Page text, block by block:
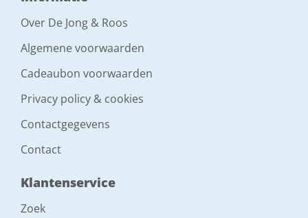
Over De Jong & Roos
Algemene voorwaarden
Cadeaubon voorwaarden
Privacy policy & cookies
Contactgegevens
Contact
Klantenservice
Zoek